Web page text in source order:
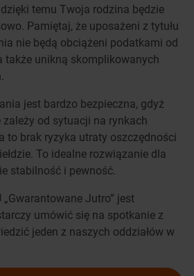
temu Twoja rodzina będzie
Pamiętaj, że uposażeni z tytułu
nie będą obciążeni podatkami od
także unikną skomplikowanych
jest bardzo bezpieczna, gdyż
od sytuacji na rynkach
to brak ryzyka utraty oszczędności
To idealne rozwiązanie dla
stabilność i pewność.
Jutro” jest
umówić się na spotkanie z
jeden z naszych oddziałów w